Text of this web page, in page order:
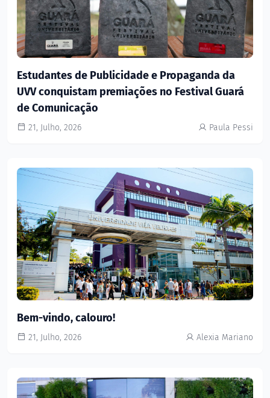
Estudantes de Publicidade e Propaganda da
UVV conquistam premiações no Festival Guará
de Comunicação
21, Julho, 2026 Paula Pessi
Bem-vindo, calouro!
21, Julho, 2026 Alexia Mariano